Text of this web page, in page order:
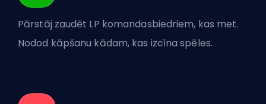
Pārstāj zaudēt LP komandasbiedriem, kas met.
Nodod kāpšanu kādam, kas izcīna spēles.